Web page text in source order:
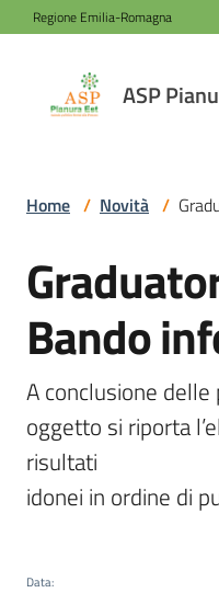
Vai al contenuto
Vai alla navigazione
Vai al footer
Regione Emilia-Romagna
ASP
ASP
Pianura
Novità
Menu selezionato
Servizi
Sede
e
Home / Novità /
Salta al contenuto
Bando
A conclusione
oggetto si riporta
risultati
idonei in ordine di
Data: